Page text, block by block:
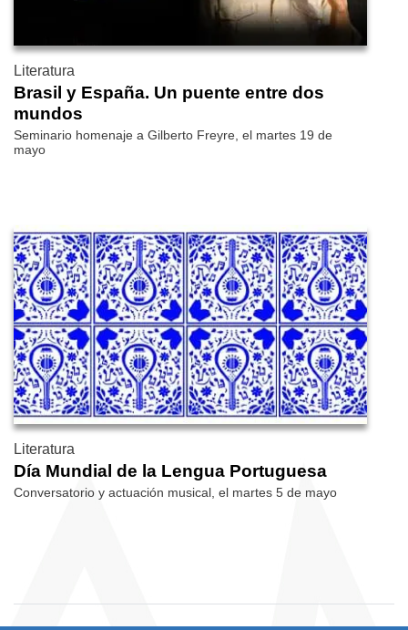
Literatura
Brasil y España. Un puente entre dos
mundos
Seminario homenaje a Gilberto Freyre, el martes 19 de
mayo
Literatura
Día Mundial de la Lengua Portuguesa
Conversatorio y actuación musical, el martes 5 de mayo